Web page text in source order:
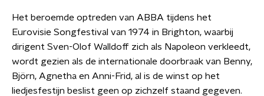
Het beroemde optreden van ABBA tijdens het
Eurovisie Songfestival van 1974 in Brighton, waarbij
dirigent Sven-Olof Walldoff zich als Napoleon verkleedt,
wordt gezien als de internationale doorbraak van Benny,
Björn, Agnetha en Anni-Frid, al is de winst op het
liedjesfestijn beslist geen op zichzelf staand gegeven.